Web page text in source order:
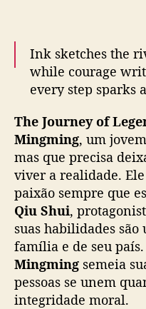
Ink sketches the
while courage
every step sparks
🌊
September on
✨Starring
#XuZhenxuan
#LvSongxian
pic.twitter.com/
— WeTV.Official
9, 2025
The Journey of
Mingming, um
mas que precisa
viver a realidade.
paixão sempre que
Qiu Shui,
suas habilidades são
família e de seu
Mingming semeia
pessoas se unem
integridade moral.